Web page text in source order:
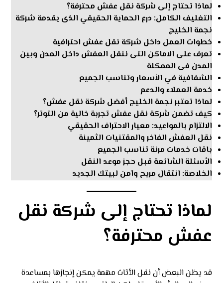
لماذا تحتاج إلى شركة نقل عفش محترفة؟
التغليف الكامل: درع الحماية الحقيقي الذى يقدمة شركة
نجمة الخليج
خطوات العمل داخل شركة نقل عفش احترافية
تعرف على الاماكن التى ننقل العفش داخل المدن وبين
المدن فى الممكلة
الشفافية في الأسعار وتناسب الجميع
خدمة العملاء والدعم
لماذا تعتبر نجمة الخليج أفضل شركة نقل عفش؟
كيف تضمن شركة نقل عفش تجربة خالية من التوتر؟
الالتزام بالمواعيد: معيار الاحتراف الحقيقي
نقل العفش الفاخر والمقتنيات الثمينة
باقات خدمات مرنة تناسب الجميع
الأسئلة الشائعة قبل حجز موعد النقل
الخلاصة: انتقال مريح وآمن لبيتك الجديد
لماذا تحتاج إلى شركة نقل
عفش محترفة؟
قد يظن البعض أن نقل الأثاث مهمة يمكن إنجازها بمساعدة